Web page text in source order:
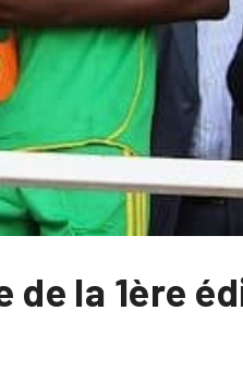
la 1ère